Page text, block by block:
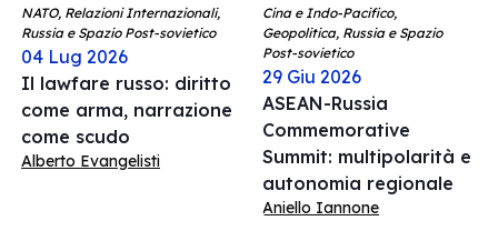
NATO, Relazioni Internazionali,
Russia e Spazio Post-sovietico
04 Lug 2026
Il lawfare russo: diritto
come arma, narrazione
come scudo
Alberto Evangelisti
Cina e Indo-Pacifico,
Geopolitica, Russia e Spazio
Post-sovietico
29 Giu 2026
ASEAN-Russia
Commemorative
Summit: multipolarità e
autonomia regionale
Aniello Iannone